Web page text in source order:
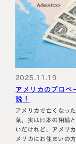
私たちについて
選ばれる理由
法人情報
相続について学ぶ
相続コラム
セミナー
円満相続ちゃんね
2025.11.19
アメリカのプロベ
説！
アメリカで亡くなっ
葉。実は日本の相続とはま
いだけれど、アメリ
メリカにお住まいの